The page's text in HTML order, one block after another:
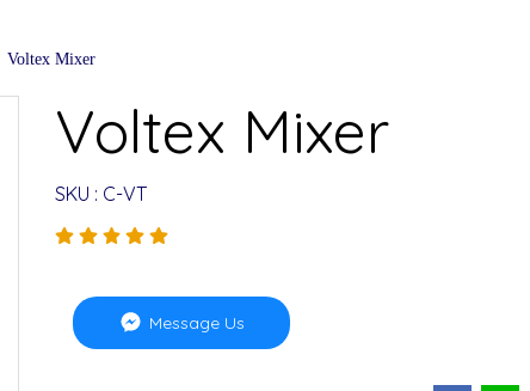
Voltex Mixer
Voltex Mixer
SKU : C-VT
Message Us